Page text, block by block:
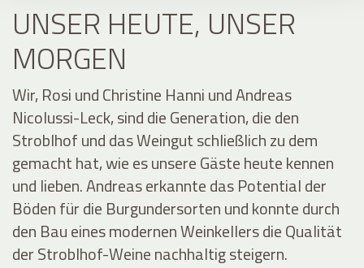
UNSER HEUTE, UNSER
MORGEN
Wir, Rosi und Christine Hanni und Andreas
Nicolussi-Leck, sind die Generation, die den
Stroblhof und das Weingut schließlich zu dem
gemacht hat, wie es unsere Gäste heute kennen
und lieben. Andreas erkannte das Potential der
Böden für die Burgundersorten und konnte durch
den Bau eines modernen Weinkellers die Qualität
der Stroblhof-Weine nachhaltig steigern.